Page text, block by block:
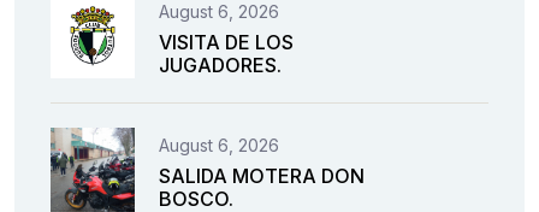
August 6, 2026
VISITA DE LOS
JUGADORES.
August 6, 2026
SALIDA MOTERA DON
BOSCO.